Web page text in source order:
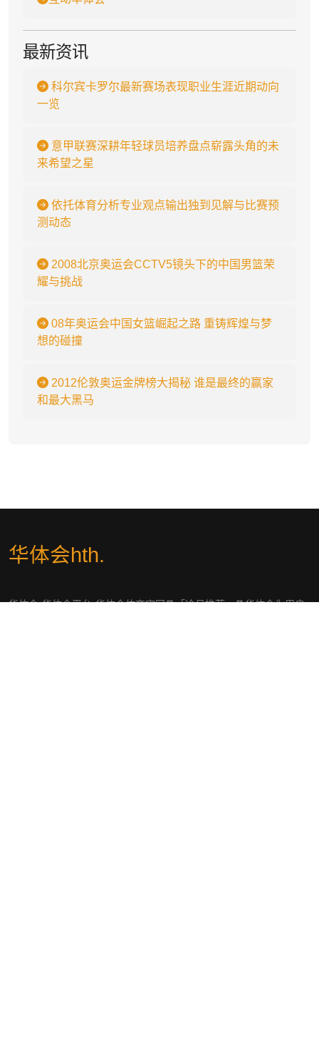
最新资讯
科尔宾卡罗尔最新赛场表现职业生涯近期动向
一览
意甲联赛深耕年轻球员培养盘点崭露头角的未
来希望之星
依托体育分析专业观点输出独到见解与比赛预
测动态
2008北京奥运会CCTV5镜头下的中国男篮荣
耀与挑战
08年奥运会中国女篮崛起之路 重铸辉煌与梦
想的碰撞
2012伦敦奥运金牌榜大揭秘 谁是最终的赢家
和最大黑马
华体会hth.
华体会-华体会平台-华体会体育官网🧧「冷月推荐」🧧华体会为用户